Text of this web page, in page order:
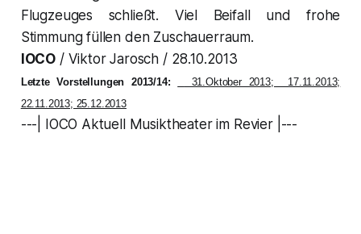
Flugzeuges schließt. Viel Beifall und frohe
Stimmung füllen den Zuschauerraum.
IOCO / Viktor Jarosch / 28.10.2013
Letzte Vorstellungen 2013/14:
31.Oktober 2013; 17.11.2013;
22.11.2013; 25.12.2013
---| IOCO Aktuell Musiktheater im Revier |---